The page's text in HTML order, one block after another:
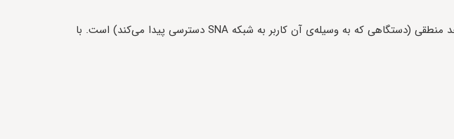
RAID (آرایه چندگانه دیسک‌های مستقل) روشی برای ادغام هارد دیسک‌ها و آوردن آنها تحت یک واحد منطقی (دستگاهی که به وسیله‌ی آن کاربر به شبکه SNA دسترسی پیدا می‌کند) است. با